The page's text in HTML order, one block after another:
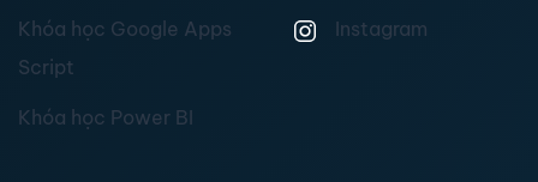
Khóa học Google Apps
Script
Khóa học Power BI
Instagram